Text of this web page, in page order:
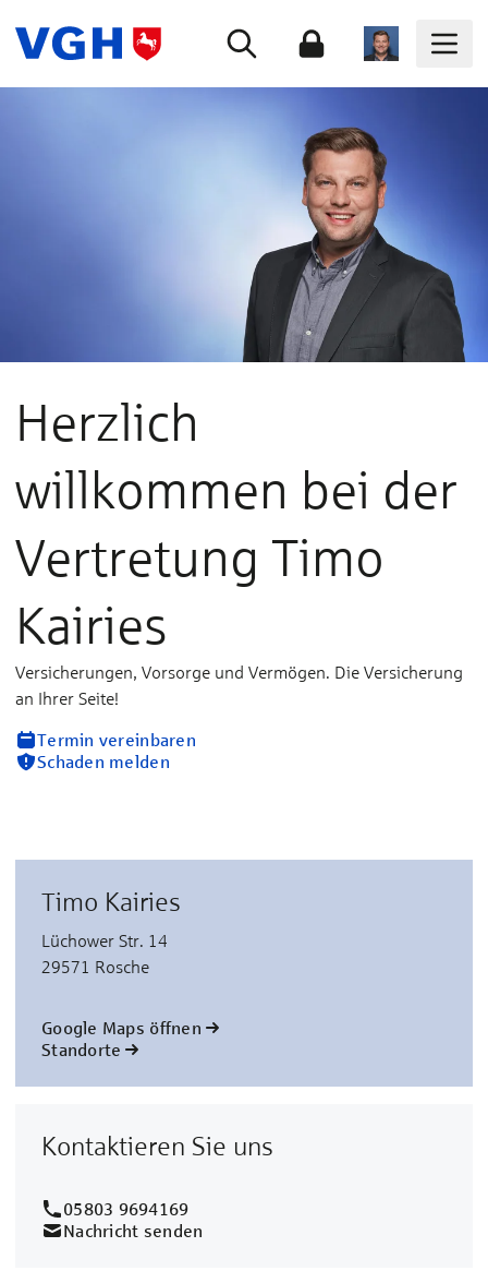
Herzlich
willkommen bei der
Vertretung Timo
Kairies
Versicherungen, Vorsorge und Vermögen. Die Versicherung
an Ihrer Seite!
Termin vereinbaren
Schaden melden
Timo Kairies
Lüchower Str. 14
29571 Rosche
Google Maps öffnen
Standorte
Kontaktieren Sie uns
05803 9694169
Nachricht senden